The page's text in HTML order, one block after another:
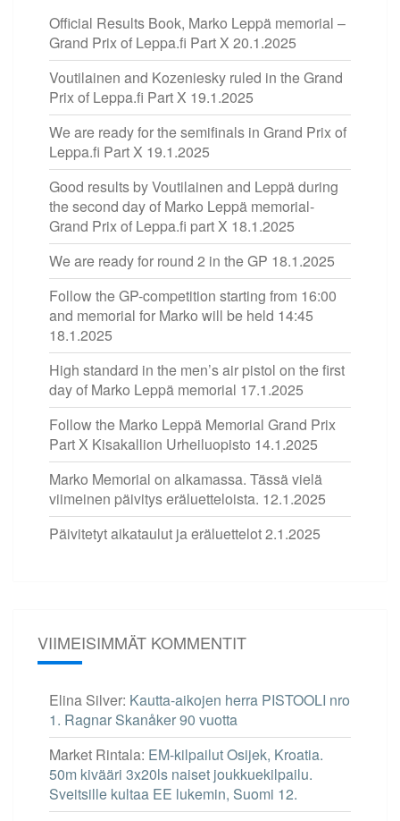
Official Results Book, Marko Leppä memorial –
Grand Prix of Leppa.fi Part X 20.1.2025
Voutilainen and Kozeniesky ruled in the Grand
Prix of Leppa.fi Part X 19.1.2025
We are ready for the semifinals in Grand Prix of
Leppa.fi Part X 19.1.2025
Good results by Voutilainen and Leppä during
the second day of Marko Leppä memorial-
Grand Prix of Leppa.fi part X 18.1.2025
We are ready for round 2 in the GP 18.1.2025
Follow the GP-competition starting from 16:00
and memorial for Marko will be held 14:45
18.1.2025
High standard in the men’s air pistol on the first
day of Marko Leppä memorial 17.1.2025
Follow the Marko Leppä Memorial Grand Prix
Part X Kisakallion Urheiluopisto 14.1.2025
Marko Memorial on alkamassa. Tässä vielä
viimeinen päivitys eräluetteloista. 12.1.2025
Päivitetyt aikataulut ja eräluettelot2.1.2025
VIIMEISIMMÄT KOMMENTIT
Elina Silver: Kautta-aikojen herra PISTOOLI nro
1. Ragnar Skanåker 90 vuotta
Market Rintala: EM-kilpailut Osijek, Kroatia.
50m kivääri 3x20ls naiset joukkuekilpailu.
Sveitsille kultaa EE lukemin, Suomi 12.